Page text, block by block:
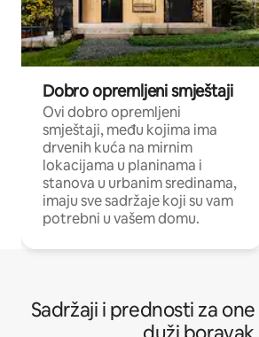
Dobro opremljeni smještaji
Ovi dobro opremljeni
smještaji, među kojima ima
drvenih kuća na mirnim
lokacijama u planinama i
stanova u urbanim sredinama,
imaju sve sadržaje koji su vam
potrebni u vašem domu.
Sadržaji i prednosti za